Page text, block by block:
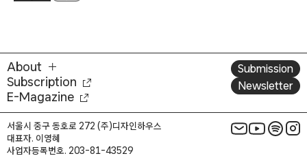
About
Subscription
E-Magazine
Submission
Newsletter
서울시 중구 동호로 272 (주)디자인하우스
대표자. 이영혜
사업자등록번호. 203-81-43529